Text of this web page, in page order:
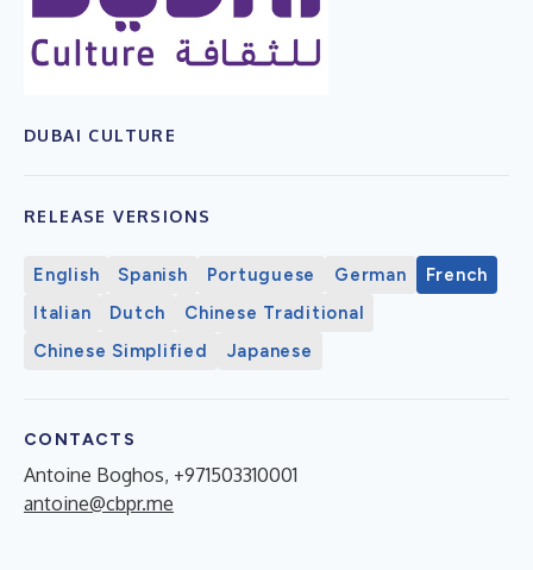
DUBAI CULTURE
RELEASE VERSIONS
English Spanish Portuguese German
French
Italian
Dutch
Chinese Traditional
Chinese Simplified
Japanese
CONTACTS
Antoine Boghos, +971503310001
antoine@cbpr.me